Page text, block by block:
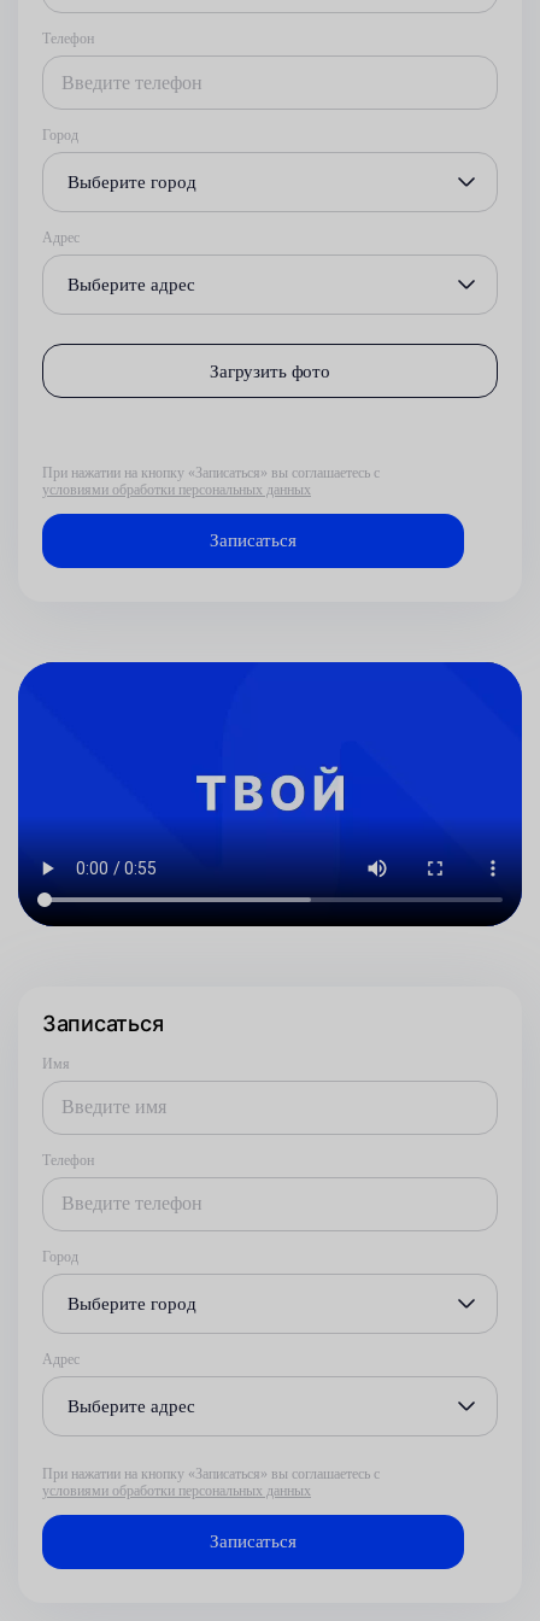
Телефон
Город
Выберите город
Адрес
Выберите адрес
Загрузить фото
При нажатии на кнопку «Записаться» вы соглашаетесь с
условиями обработки персональных данных
Записаться
Имя
Телефон
Город
Выберите город
Адрес
Выберите адрес
При нажатии на кнопку «Записаться» вы соглашаетесь с
условиями обработки персональных данных